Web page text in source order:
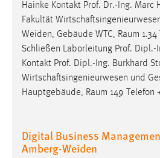
Hainke Kontakt Prof. Dr.-Ing. Marc
Fakultät
Weiden, Gebäude WTC, Raum
Schließen Laborleitung Prof. Dipl.-
Kontakt Prof. Dipl.-Ing. Burkhard
Wirtschaftsingenieurwesen und
Hauptgebäude, Raum 149 Telefon
Digital Business
Amberg-Weiden
Vimeo